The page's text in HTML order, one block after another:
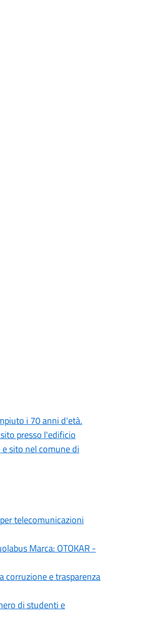
i 70 anni d'età.
presso l'edificio
sito nel comune di
telecomunicazioni
Marca: OTOKAR -
corruzione e trasparenza
di studenti e